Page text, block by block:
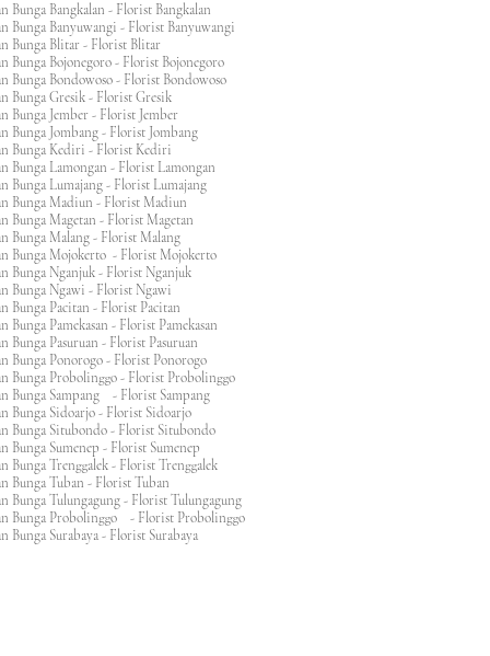
Bunga Bangkalan - Florist Bangkalan
Bunga Banyuwangi - Florist Banyuwangi
Bunga Blitar - Florist Blitar
Bunga Bojonegoro - Florist Bojonegoro
Bunga Bondowoso - Florist Bondowoso
Bunga Gresik - Florist Gresik
Bunga Jember - Florist Jember
Bunga Jombang - Florist Jombang
Bunga Kediri - Florist Kediri
Bunga Lamongan - Florist Lamongan
Bunga Lumajang - Florist Lumajang
Bunga Madiun - Florist Madiun
Bunga Magetan - Florist Magetan
Bunga Malang - Florist Malang
Bunga Mojokerto - Florist Mojokerto
Bunga Nganjuk - Florist Nganjuk
Bunga Ngawi - Florist Ngawi
Bunga Pacitan - Florist Pacitan
Bunga Pamekasan - Florist Pamekasan
Bunga Pasuruan - Florist Pasuruan
Bunga Ponorogo - Florist Ponorogo
Bunga Probolinggo - Florist Probolinggo
Bunga Sampang - Florist Sampang
Bunga Sidoarjo - Florist Sidoarjo
Bunga Situbondo - Florist Situbondo
Bunga Sumenep - Florist Sumenep
Bunga Trenggalek - Florist Trenggalek
Bunga Tuban - Florist Tuban
Bunga Tulungagung - Florist Tulungagung
Bunga Probolinggo - Florist Probolinggo
Bunga Surabaya - Florist Surabaya